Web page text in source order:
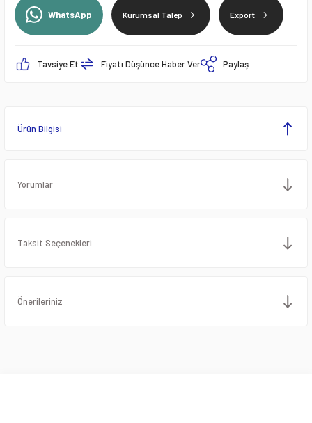
WhatsApp Kurumsal Talep Export
Tavsiye Et Fiyatı Düşünce Haber Ver Paylaş
Ürün Bilgisi
Yorumlar
Taksit Seçenekleri
Önerileriniz